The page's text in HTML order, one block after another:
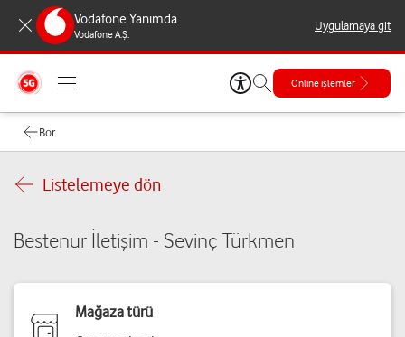
Vodafone Yanımda
Vodafone A.Ş.
Uygulamaya git
Online işlemler
Bor
Listelemeye dön
Bestenur İletişim - Sevinç Türkmen
Mağaza türü